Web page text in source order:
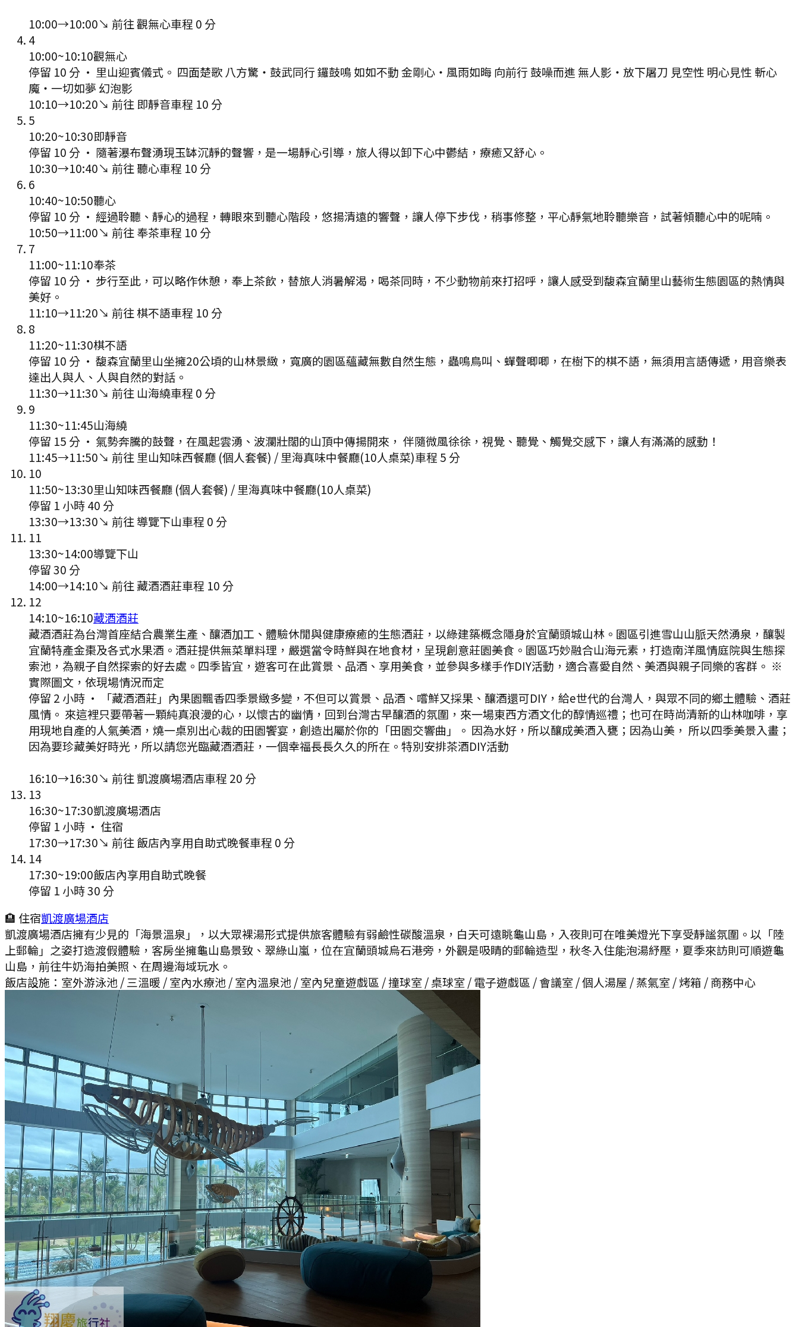
10:00→10:00↘ 前往觀無心車程 0 分
4
10:00~10:10觀無心
停留 10 分 · 里山迎賓儀式。 四面楚歌 八方驚・鼓武同行 鑼鼓鳴 如如不動 金剛心・風雨如晦 向前行 鼓噪而進 無人影・放下屠刀 見空性 明心見性 斬心
魔・一切如夢 幻泡影
10:10→10:20↘ 前往 即靜音車程 10 分
5
10:20~10:30即靜音
停留 10 分 · 隨著瀑布聲湧現玉缽沉靜的聲響，是一場靜心引導，旅人得以卸下心中鬱結，療癒又舒心。
10:30→10:40↘ 前往 聽心車程 10 分
6
10:40~10:50聽心
停留 10 分 · 經過聆聽、靜心的過程，轉眼來到聽心階段，悠揚清遠的響聲，讓人停下步伐，稍事修整，平心靜氣地聆聽樂音，試著傾聽心中的呢喃。
10:50→11:00↘ 前往 奉茶車程 10 分
7
11:00~11:10奉茶
停留 10 分 · 步行至此，可以略作休憩，奉上茶飲，替旅人消暑解渴，喝茶同時，不少動物前來打招呼，讓人感受到馥森宜蘭里山藝術生態園區的熱情與
美好。
11:10→11:20↘ 前往棋不語車程 10 分
8
11:20~11:30棋不語
停留 10 分 · 馥森宜蘭里山坐擁20公頃的山林景緻，寬廣的園區蘊藏無數自然生態，蟲鳴鳥叫、蟬聲唧唧，在樹下的棋不語，無須用言語傳遞，用音樂表
達出人與人、人與自然的對話。
11:30→11:30↘ 前往 山海繞車程 0 分
9
11:30~11:45山海繞
停留 15 分 · 氣勢奔騰的鼓聲，在風起雲湧、波瀾壯闊的山頂中傳揚開來， 伴隨微風徐徐，視覺、聽覺、觸覺交感下，讓人有滿滿的感動！
11:45→11:50↘ 前往 里山知味西餐廳 (個人套餐) / 里海真味中餐廳(10人桌菜)車程 5 分
10
11:50~13:30里山知味西餐廳 (個人套餐) / 里海真味中餐廳(10人桌菜)
停留 1 小時 40 分
13:30→13:30↘ 前往 導覽下山車程 0 分
11
13:30~14:00導覽下山
停留 30 分
14:00→14:10↘ 前往藏酒酒莊車程 10 分
12
14:10~16:10藏酒酒莊
藏酒酒莊為台灣首座結合農業生產、釀酒加工、體驗休閒與健康療癒的生態酒莊，以綠建築概念隱身於宜蘭頭城山林。園區引進雪山山脈天然湧泉，釀製
宜蘭特產金棗及各式水果酒。酒莊提供無菜單料理，嚴選當令時鮮與在地食材，呈現創意莊園美食。園區巧妙融合山海元素，打造南洋風情庭院與生態探
索池，為親子自然探索的好去處。四季皆宜，遊客可在此賞景、品酒、享用美食，並參與多樣手作DIY活動，適合喜愛自然、美酒與親子同樂的客群。 ※
實際圖文，依現場情況而定
停留 2 小時 ·
「藏酒酒莊」內果園飄香四季景緻多變，不但可以賞景、品酒、嚐鮮又採果、釀酒還可DIY，給e世代的台灣人，與眾不同的鄉土體驗、酒莊
風情。 來這裡只要帶著一顆純真浪漫的心，以懷古的幽情，回到台灣古早釀酒的氛圍，來一場東西方酒文化的醇情巡禮；也可在時尚清新的山林咖啡，享
用現地自產的人氣美酒，燒一桌別出心裁的田園饗宴，創造出屬於你的「田園交響曲」。 因為水好，所以釀成美酒入甕；因為山美， 所以四季美景入畫；
因為要珍藏美好時光，所以請您光臨藏酒酒莊，一個幸福長長久久的所在。特別安排茶酒DIY活動
16:10→16:30↘ 前往 凱渡廣場酒店車程 20 分
13
16:30~17:30凱渡廣場酒店
停留 1 小時 · 住宿
17:30→17:30↘ 前往 飯店內享用自助式晚餐車程 0 分
14
17:30~19:00飯店內享用自助式晚餐
停留 1 小時 30 分
🏨 住宿凱渡廣場酒店
凱渡廣場酒店擁有少見的「海景溫泉」，以大眾裸湯形式提供旅客體驗有弱鹼性碳酸溫泉，白天可遠眺龜山島，入夜則可在唯美燈光下享受靜謐氛圍。以「陸
上郵輪」之姿打造渡假體驗，客房坐擁龜山島景致、翠綠山嵐，位在宜蘭頭城烏石港旁，外觀是吸睛的郵輪造型，秋冬入住能泡湯紓壓，夏季來訪則可順遊龜
山島，前往牛奶海拍美照、在周邊海域玩水。
飯店設施： 室外游泳池 / 三溫暖 / 室內水療池 / 室內溫泉池 / 室內兒童遊戲區 / 撞球室 / 桌球室 / 電子遊戲區 / 會議室 / 個人湯屋 / 蒸氣室 / 烤箱 / 商務中心